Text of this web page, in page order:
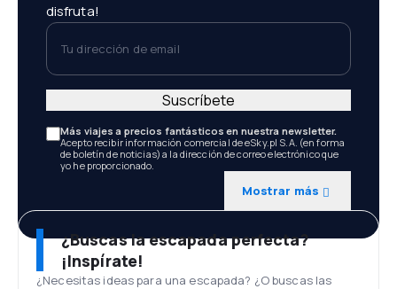
disfruta!
Tu dirección de email
Más viajes a precios fantásticos en nuestra newsletter.
Acepto recibir información comercial de eSky.pl S.A. (en forma
de boletín de noticias) a la dirección de correo electrónico que
yo he proporcionado.
Mostrar más
Suscríbete
¿Buscas la escapada perfecta?
¡Inspírate!
¿Necesitas ideas para una escapada? ¿O buscas las